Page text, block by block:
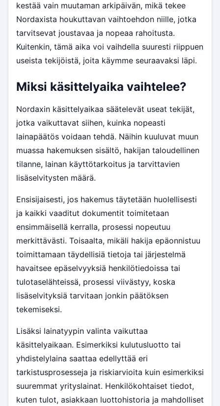
kestää vain muutaman arkipäivän, mikä tekee
Nordaxista houkuttavan vaihtoehdon niille, jotka
tarvitsevat joustavaa ja nopeaa rahoitusta.
Kuitenkin, tämä aika voi vaihdella suuresti riippuen
useista tekijöistä, joita käymme seuraavaksi läpi.
Miksi käsittelyaika vaihtelee?
Nordaxin käsittelyaikaa säätelevät useat tekijät,
jotka vaikuttavat siihen, kuinka nopeasti
lainapäätös voidaan tehdä. Näihin kuuluvat muun
muassa hakemuksen sisältö, hakijan taloudellinen
tilanne, lainan käyttötarkoitus ja tarvittavien
lisäselvitysten määrä.
Ensisijaisesti, jos hakemus täytetään huolellisesti
ja kaikki vaaditut dokumentit toimitetaan
ensimmäisellä kerralla, prosessi nopeutuu
merkittävästi. Toisaalta, mikäli hakija epäonnistuu
toimittamaan täydellisiä tietoja tai järjestelmä
havaitsee epäselvyyksiä henkilötiedoissa tai
tulotaselähteissä, prosessi viivästyy, koska
lisäselvityksiä tarvitaan jonkin päätöksen
tekemiseksi.
Lisäksi lainatyypin valinta vaikuttaa
käsittelyaikaan. Esimerkiksi kulutusluotto tai
yhdistelylaina saattaa edellyttää eri
tarkistusprosesseja ja riskiarvioita kuin esimerkiksi
suuremmat yrityslainat. Henkilökohtaiset tiedot,
kuten tulot, asiakkaan luottohistoria ja mahdolliset